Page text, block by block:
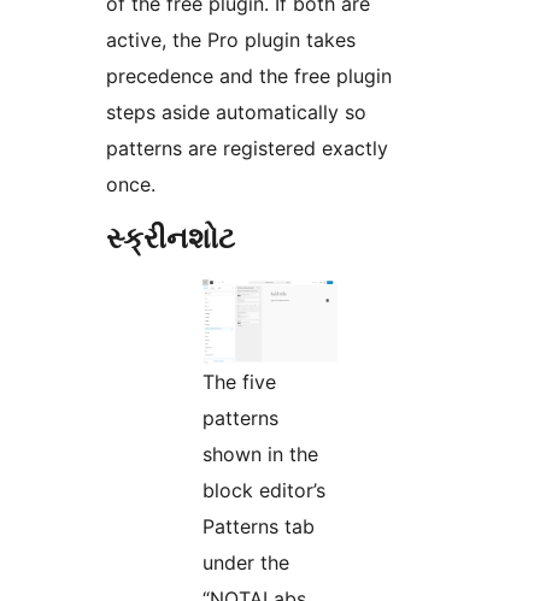
active, the Pro plugin takes
precedence and the free plugin
steps aside automatically so
patterns are registered exactly
once.
સ્ક્રીનશોટ
The five
patterns
shown in the
block editor’s
Patterns tab
under the